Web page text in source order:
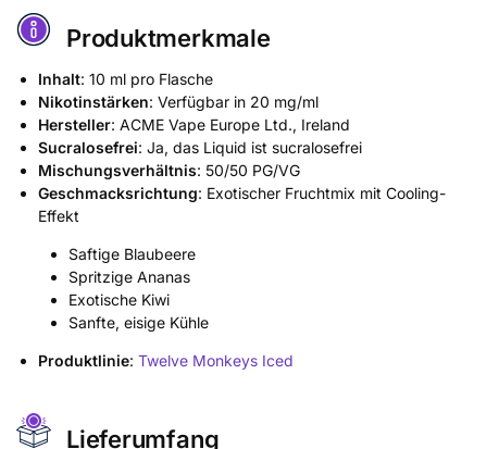
Produktmerkmale
Inhalt: 10 ml pro Flasche
Nikotinstärken: Verfügbar in 20 mg/ml
Hersteller: ACME Vape Europe Ltd., Ireland
Sucralosefrei: Ja, das Liquid ist sucralosefrei
Mischungsverhältnis: 50/50 PG/VG
Geschmacksrichtung: Exotischer Fruchtmix mit Cooling-
Effekt
Saftige Blaubeere
Spritzige Ananas
Exotische Kiwi
Sanfte, eisige Kühle
Produktlinie: Twelve Monkeys Iced
Lieferumfang